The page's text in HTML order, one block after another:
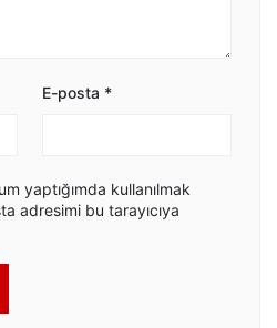
E-posta *
yaptığımda kullanılmak
adresimi bu tarayıcıya